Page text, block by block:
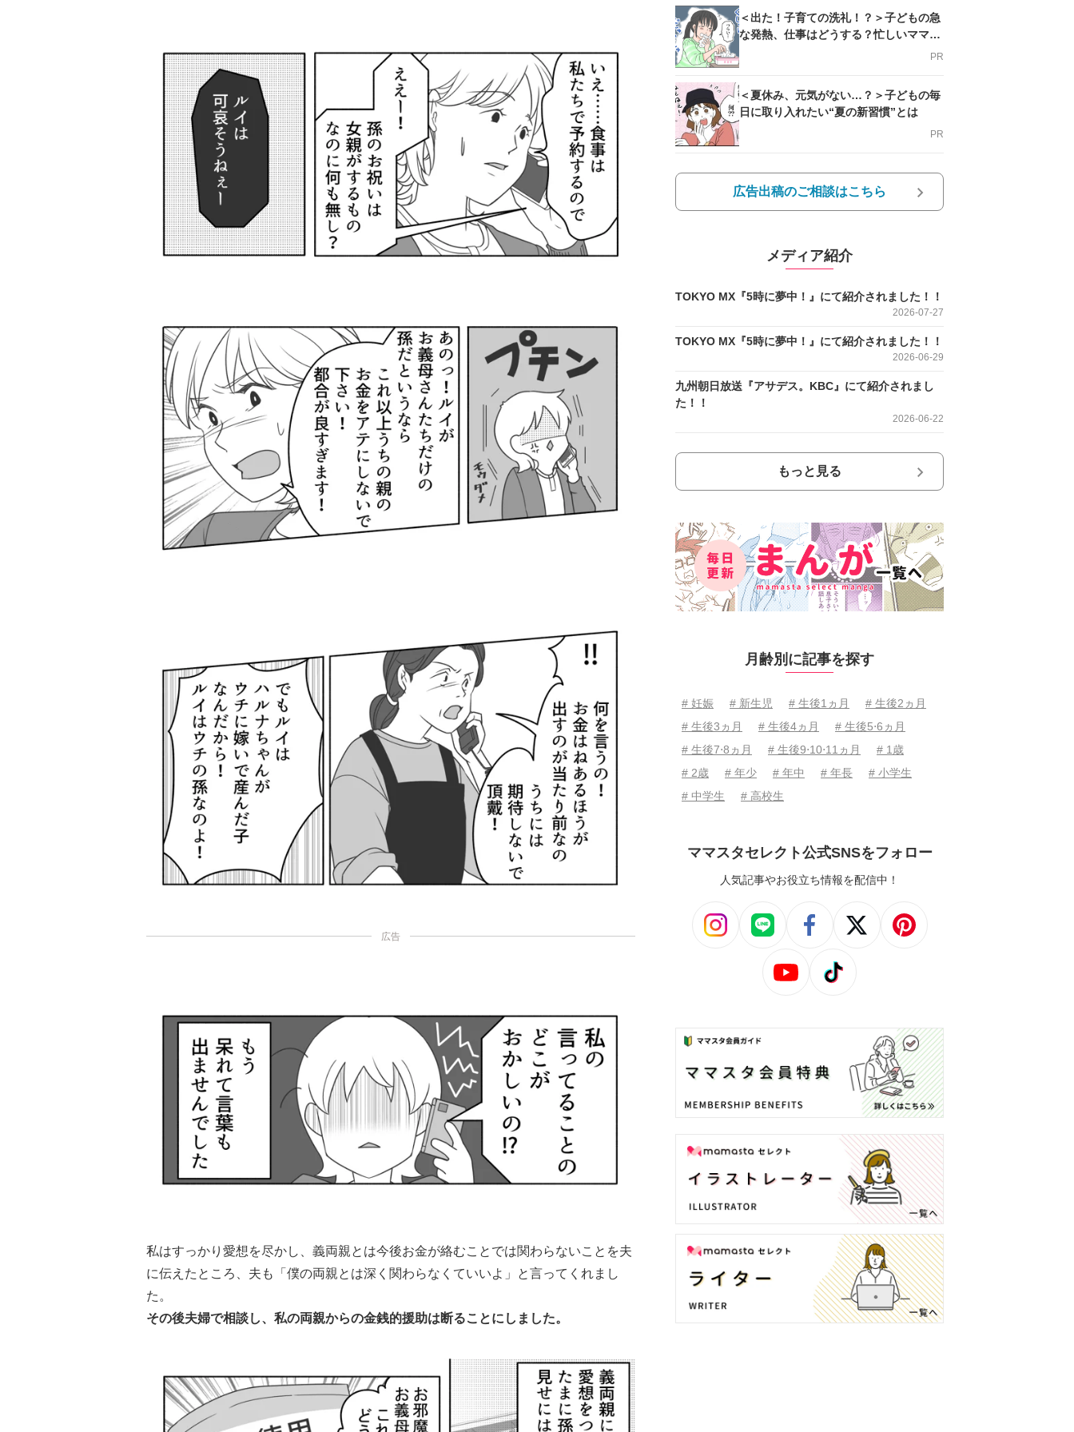
広告
私はすっかり愛想を尽かし、義両親とは今後お金が絡むことでは関わらないことを夫
に伝えたところ、夫も「僕の両親とは深く関わらなくていいよ」と言ってくれまし
た。
その後夫婦で相談し、私の両親からの金銭的援助は断ることにしました。
＜出た！子育ての洗礼！？＞子どもの急
な発熱、仕事はどうする？忙しいママを
PR
＜夏休み、元気がない…？＞子どもの毎
日に取り入れたい“夏の新習慣”とは
PR
広告出稿のご相談はこちら
メディア紹介
TOKYO MX『5時に夢中！』にて紹介されました！！
2026-07-27
TOKYO MX『5時に夢中！』にて紹介されました！！
2026-06-29
九州朝日放送『アサデス。KBC』にて紹介されまし
た！！
2026-06-22
もっと見る
月齢別に記事を探す
# 妊娠 # 新生児 # 生後1ヵ月
# 生後2ヵ月
# 生後3ヵ月
# 生後4ヵ月
# 生後5⋅6ヵ月
# 生後7⋅8ヵ月
# 生後9⋅10⋅11ヵ月
# 1歳
# 2歳
# 年少 # 年中 # 年長
# 小学生
# 中学生
# 高校生
ママスタセレクト公式SNSをフォロー
人気記事やお役立ち情報を配信中！